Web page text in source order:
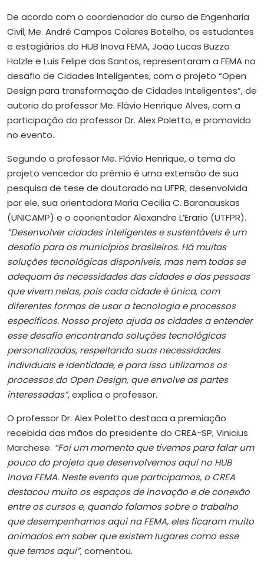
De acordo com o coordenador do curso de Engenharia
Civil, Me. André Campos Colares Botelho, os estudantes
e estagiários do HUB Inova FEMA, João Lucas Buzzo
Holzle e Luis Felipe dos Santos, representaram a FEMA no
desafio de Cidades Inteligentes, com o projeto “Open
Design para transformação de Cidades Inteligentes”, de
autoria do professor Me. Flávio Henrique Alves, com a
participação do professor Dr. Alex Poletto, e promovido
no evento.
Segundo o professor Me. Flávio Henrique, o tema do
projeto vencedor do prêmio é uma extensão de sua
pesquisa de tese de doutorado na UFPR, desenvolvida
por ele, sua orientadora Maria Cecilia C. Baranauskas
(UNICAMP) e o coorientador Alexandre L’Erario (UTFPR).
“Desenvolver cidades inteligentes e sustentáveis é um
desafio para os municípios brasileiros. Há muitas
soluções tecnológicas disponíveis, mas nem todas se
adequam às necessidades das cidades e das pessoas
que vivem nelas, pois cada cidade é única, com
diferentes formas de usar a tecnologia e processos
específicos. Nosso projeto ajuda as cidades a entender
esse desafio encontrando soluções tecnológicas
personalizadas, respeitando suas necessidades
individuais e identidade, e para isso utilizamos os
processos do Open Design, que envolve as partes
interessadas”, explica o professor.
O professor Dr. Alex Poletto destaca a premiação
recebida das mãos do presidente do CREA-SP, Vinicius
Marchese. “Foi um momento que tivemos para falar um
pouco do projeto que desenvolvemos aqui no HUB
Inova FEMA. Neste evento que participamos, o CREA
destacou muito os espaços de inovação e de conexão
entre os cursos e, quando falamos sobre o trabalho
que desempenhamos aqui na FEMA, eles ficaram muito
animados em saber que existem lugares como esse
que temos aqui”, comentou.